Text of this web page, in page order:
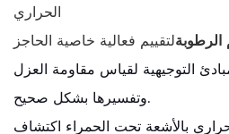
الحراري
الرطوبةلتقييم فعالية خاصية الحاجز
التوجيهية لقياس مقاومة العزل
وتفسيرها بشكل صحيح.
بالأشعة تحت الحمراء اكتشاف